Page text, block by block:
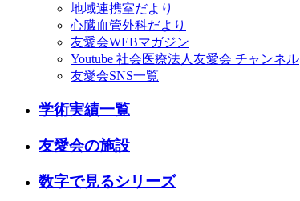
地域連携室だより
心臓血管外科だより
友愛会WEBマガジン
Youtube 社会医療法人友愛会 チャンネル
友愛会SNS一覧
学術実績一覧
友愛会の施設
数字で見るシリーズ